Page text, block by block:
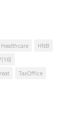
Healthcare
HNB
TaxOffice